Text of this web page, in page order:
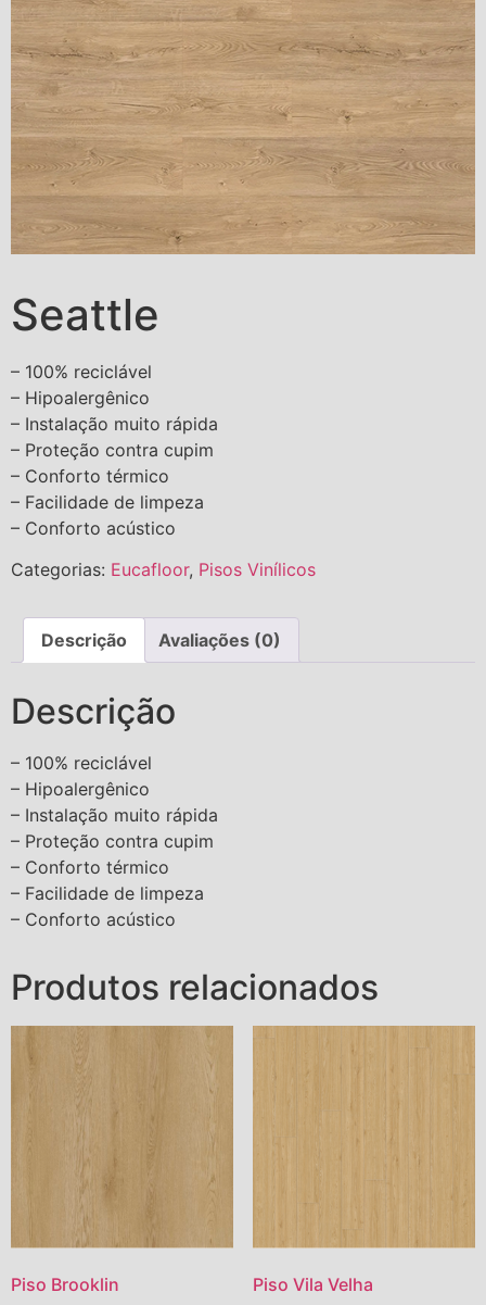
Seattle
– 100% reciclável
– Hipoalergênico
– Instalação muito rápida
– Proteção contra cupim
– Conforto térmico
– Facilidade de limpeza
– Conforto acústico
Categorias: Eucafloor, Pisos Vinílicos
Descrição Avaliações (0)
Descrição
– 100% reciclável
– Hipoalergênico
– Instalação muito rápida
– Proteção contra cupim
– Conforto térmico
– Facilidade de limpeza
– Conforto acústico
Produtos relacionados
Piso Brooklin Piso Vila Velha